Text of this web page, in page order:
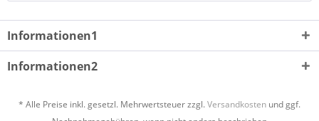
Informationen1
Informationen2
* Alle Preise inkl. gesetzl. Mehrwertsteuer zzgl.Versandkosten und ggf.